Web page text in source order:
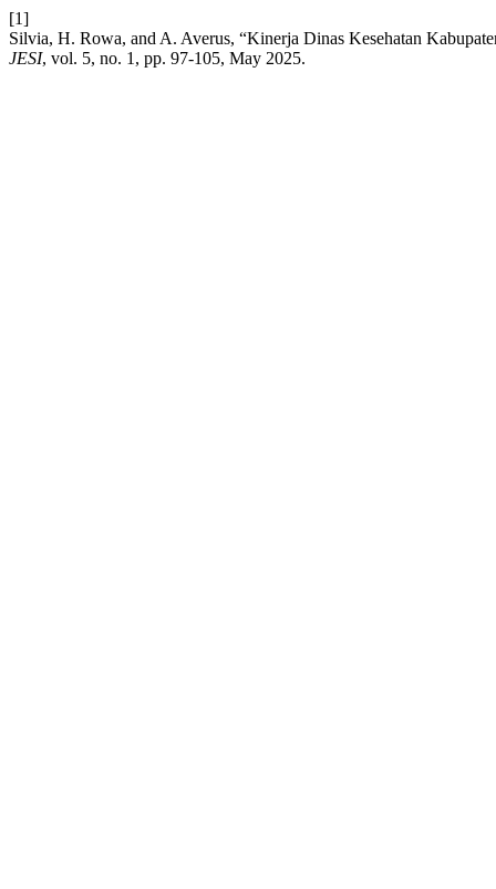
[1]
Silvia, H. Rowa, and A. Averus, “Kinerja Dinas Kesehatan
JESI, vol. 5, no. 1, pp. 97-105, May 2025.